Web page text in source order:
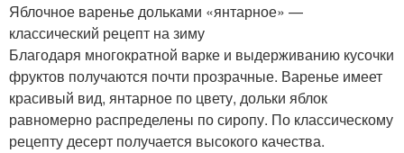
Яблочное варенье дольками «янтарное» —
классический рецепт на зиму
Благодаря многократной варке и выдерживанию кусочки
фруктов получаются почти прозрачные. Варенье имеет
красивый вид, янтарное по цвету, дольки яблок
равномерно распределены по сиропу. По классическому
рецепту десерт получается высокого качества.